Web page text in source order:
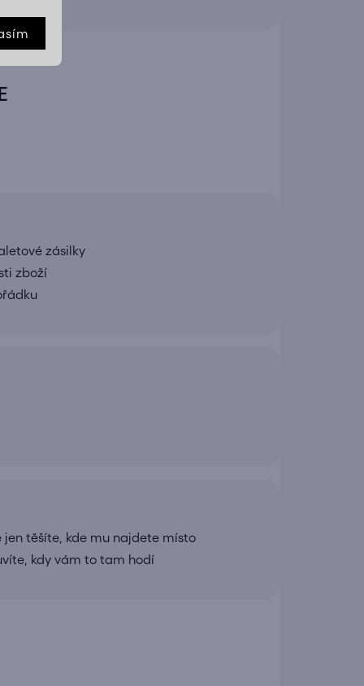
zásilky
zboží
jen těšíte, kde mu najdete místo
kdy vám to tam hodí